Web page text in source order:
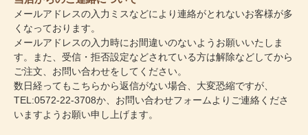
メールアドレスの入力ミスなどにより連絡がとれないお客様が多
くなっております。
メールアドレスの入力時にお間違いのないようお願いいたしま
す。また、受信・拒否設定などされている方は解除などしてから
ご注文、お問い合わせをしてください。
数日経ってもこちらから返信がない場合、大変恐縮ですが、
TEL:0572-22-3708か、 お問い合わせフォーム よりご連絡くださ
いますようお願い申し上げます。